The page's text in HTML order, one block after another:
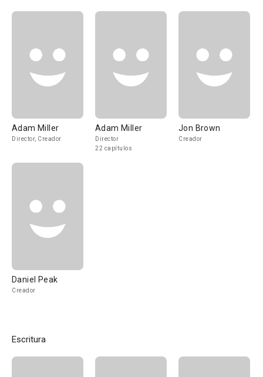
Adam Miller
Director, Creador
Adam Miller
Director
22 capítulos
Jon Brown
Creador
Daniel Peak
Creador
Escritura